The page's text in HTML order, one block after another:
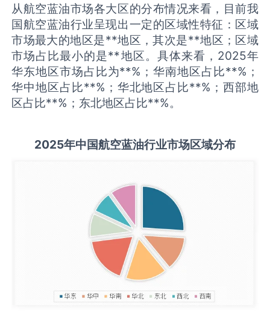
从航空蓝油市场各大区的分布情况来看，目前我
国航空蓝油行业呈现出一定的区域性特征：区域
市场最大的地区是**地区，其次是**地区；区域
市场占比最小的是**地区。具体来看，2025年
华东地区市场占比为**%；华南地区占比**%；
华中地区占比**%；华北地区占比**%；西部地
区占比**%；东北地区占比**%。
2025年中国航空蓝油行业市场区域分布